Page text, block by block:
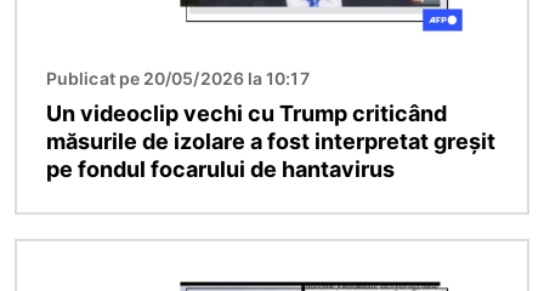
Publicat pe 20/05/2026 la 10:17
Un videoclip vechi cu Trump criticând
măsurile de izolare a fost interpretat greșit
pe fondul focarului de hantavirus